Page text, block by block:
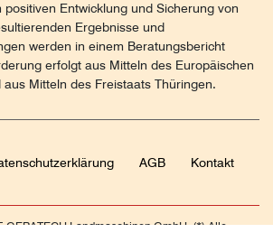
Entwicklung und Sicherung von
Ergebnisse und
werden in einem Beratungsbericht
erfolgt aus Mitteln des Europäischen
Mitteln des Freistaats Thüringen.
AGB Kontakt
Landmaschinen GmbH. (*) Alle